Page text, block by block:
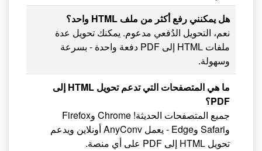
هل يمكنني رفع أكثر من ملف HTML واحد؟
نعم، التحويل الدُفعي مدعوم. يمكنك تحويل عدة
ملفات HTML إلى PDF دفعة واحدة - بسرعة
وسهولة.
ما هي المتصفحات التي تدعم تحويل HTML إلى
PDF؟
جميع المتصفحات الحديثة! Chrome وFirefox
وSafari وEdge - يعمل AnyConv أونلاين ويدعم
تحويل HTML إلى PDF على أي منصة.